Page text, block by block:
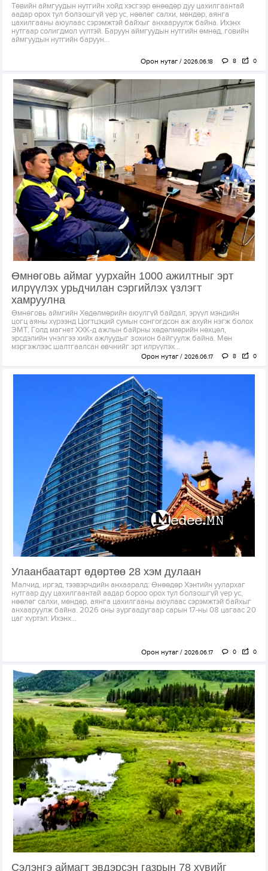
Төвийн аймгуудын нутгийн хойд хэсгээр өнөөдөр дуу цахилгаантай
аадар орох тул болзошгүй үер ус, нөөлөг салхи, мөндөр, аянга
цахилгааны аюулаас сэрэмжтэй байхыг анхааруулж байна. Ихэнх
нутгаар солигдмол үүлтэй. Баруун аймгуудын нутгийн өмнөд, говийн
аймгуудын нутгийн баруун...
Орон нутаг 2026.06.18 8 0
Өмнөговь аймаг уурхайн 1000 ажилтныг эрт
илрүүлэх урьдчилан сэргийлэх үзлэгт
хамруулна
Өмнөговь аймгийн Хөдөлмөрийн аюулгүй байдал, эрүүл мэндийн
цогц аяны хүрээнд Цогтцэций сумын сонгогдсон аж ахуйн нэгж болох
ЭМТ, Голд магнет ХХК-д ажлын байрны хөдөлмөрийн нөхцөл,
эрсдэлийн үнэлгээ хийх ажлуудыг зохион байгуулж байна. Мөн
мэргэжлээс шалтгаалсан өвчнийг эрт илрүүлэх...
Орон нутаг 2026.06.17 8 0
Улаанбаатарт өдөртөө 28 хэм дулаан
Малчид, иргэд, тээвэрчдийн анхааралд: Өнөөдөр Хэнтийн уулархаг
нутгаар дуу цахилгаантай аадар бороо орох тул болзошгүй үер ус,
нөөлөг салхи, мөндөр, аянга цахилгааны аюулаас сэрэмжтэй байхыг
анхааруулж байна. 2026 оны зургаадугаар сарын 17-ны 08 цагаас 20
цаг хүртэл: Ихэнх...
Орон нутаг 2026.06.17 0 0
Сэлэнгэ аймагт эвдэрсэн газрын 78 хувийг